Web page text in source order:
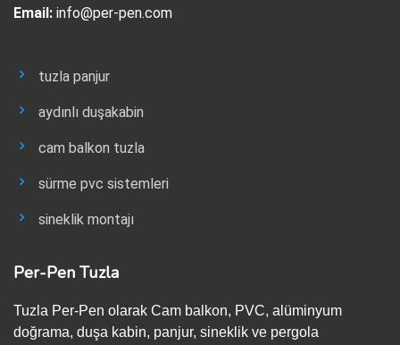
Email: info@per-pen.com
tuzla panjur
aydınlı duşakabin
cam balkon tuzla
sürme pvc sistemleri
sineklik montajı
Per-Pen Tuzla
Tuzla Per-Pen olarak Cam balkon, PVC, alüminyum
doğrama, duşa kabin, panjur, sineklik ve pergola